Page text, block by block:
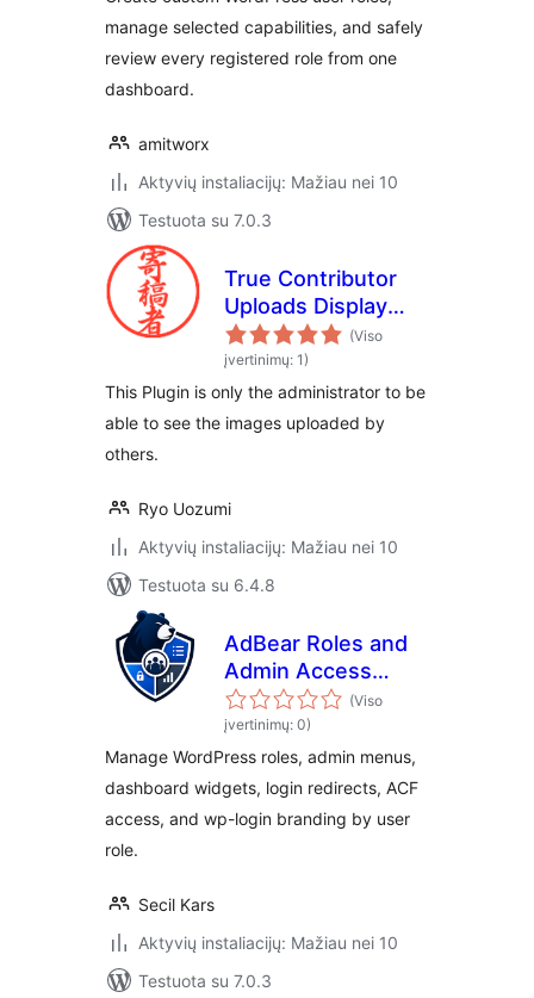
manage selected capabilities, and safely
review every registered role from one
dashboard.
amitworx
Aktyvių instaliacijų: Mažiau nei 10
Testuota su 7.0.3
True Contributor
Uploads Display
Administrator(Viso
įvertinimų: 1)
This Plugin is only the administrator to be
able to see the images uploaded by
others.
Ryo Uozumi
Aktyvių instaliacijų: Mažiau nei 10
Testuota su 6.4.8
AdBear Roles and
Admin Access
Manager
(Viso
įvertinimų: 0)
Manage WordPress roles, admin menus,
dashboard widgets, login redirects, ACF
access, and wp-login branding by user
role.
Secil Kars
Aktyvių instaliacijų: Mažiau nei 10
Testuota su 7.0.3